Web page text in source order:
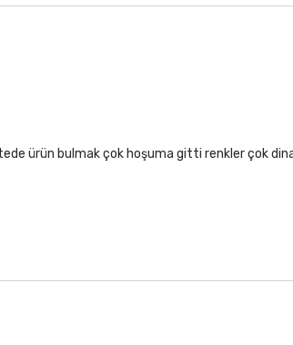
ürün bulmak çok hoşuma gitti renkler çok